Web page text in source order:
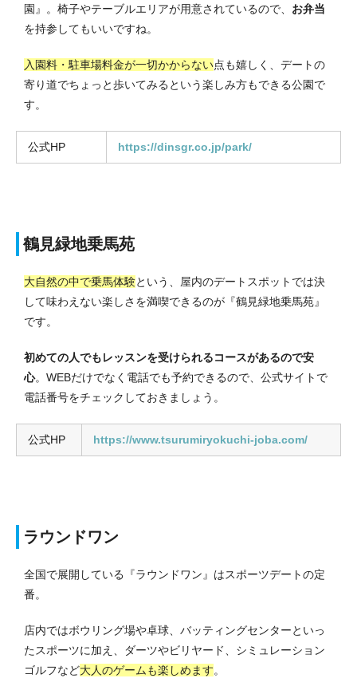
園』。 椅子やテーブルエリアが用意されているので、 お弁当
を持参してもいいですね。
入園料・駐車場料金が一切かからない点も嬉しく、デートの
寄り道でちょっと歩いてみるという楽しみ方もできる公園で
す。
公式HP https://dinsgr.co.jp/park/
鶴見緑地乗馬苑
大自然の中で乗馬体験という、屋内のデートスポットでは決
して味わえない楽しさを満喫できるのが『鶴見緑地乗馬苑』
です。
初めての人でもレッスンを受けられるコースがあるので安
心。 WEBだけでなく電話でも予約できるので、公式サイトで
電話番号をチェックしておきましょう。
公式HP https://www.tsurumiryokuchi-joba.com/
ラウンドワン
全国で展開している『ラウンドワン』はスポーツデートの定
番。
店内ではボウリング場や卓球、 バッティングセンターといっ
たスポーツに加え、ダーツやビリヤード、シミュレーション
ゴルフなど大人のゲームも楽しめます。